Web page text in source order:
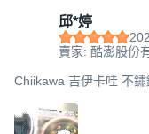
邱*婷
賣家: 酷澎股份
Chiikawa 吉伊卡哇 不